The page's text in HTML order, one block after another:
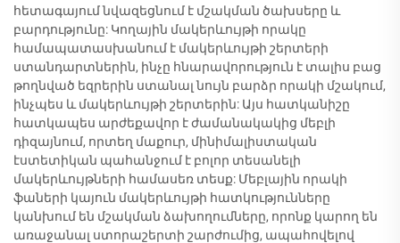
հետագայում նվազեցնում է մշակման ծախսերը և
բարդությունը: Կողային մակերևույթի որակը
համապատասխանում է մակերևույթի շերտերի
ստանդարտներին, ինչը հնարավորություն է տալիս բաց
թողնված եզրերին ստանալ նույն բարձր որակի մշակում,
ինչպես և մակերևույթի շերտերին: Այս հատկանիշը
հատկապես արժեքավոր է ժամանակակից մեբլի
դիզայնում, որտեղ մաքուր, մինիմալիստական
էստետիկան պահանջում է բոլոր տեսանելի
մակերևույթների համասեռ տեսք: Մեբլային որակի
ֆաների կայուն մակերևույթի հատկությունները
կանխում են մշակման ձախողումները, որոնք կարող են
առաջանալ ստորաշերտի շարժումից, ապահովելով